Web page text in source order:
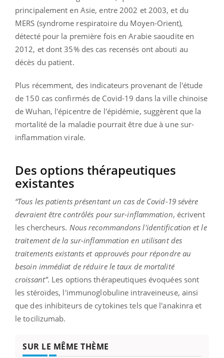
principalement en Asie, entre 2002 et 2003, et du
MERS (syndrome respiratoire du Moyen-Orient),
détecté pour la première fois en Arabie saoudite en
2012, et dont 35% des cas recensés ont abouti au
décès du patient.
Plus récemment, des indicateurs provenant de l'étude
de 150 cas confirmés de Covid-19 dans la ville chinoise
de Wuhan, l'épicentre de l'épidémie, suggèrent que la
mortalité de la maladie pourrait être due à une sur-
inflammation virale.
Des options thérapeutiques
existantes
“Tous les patients présentant un cas de Covid-19 sévère
devraient être contrôlés pour sur-inflammation, écrivent
les chercheurs. Nous recommandons l'identification et le
traitement de la sur-inflammation en utilisant des
traitements existants et approuvés pour répondre au
besoin immédiat de réduire le taux de mortalité
croissant”. Les options thérapeutiques évoquées sont
les stéroïdes, l'immunoglobuline intraveineuse, ainsi
que des inhibiteurs de cytokines tels que l'anakinra et
le tocilizumab.
SUR LE MÊME THÈME